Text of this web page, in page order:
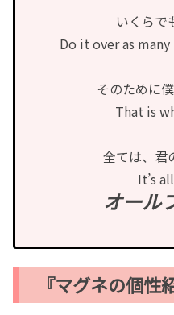
いくらで
Do it over as
そのために
That is
全ては、君
It’s
オール
『マグネの個性